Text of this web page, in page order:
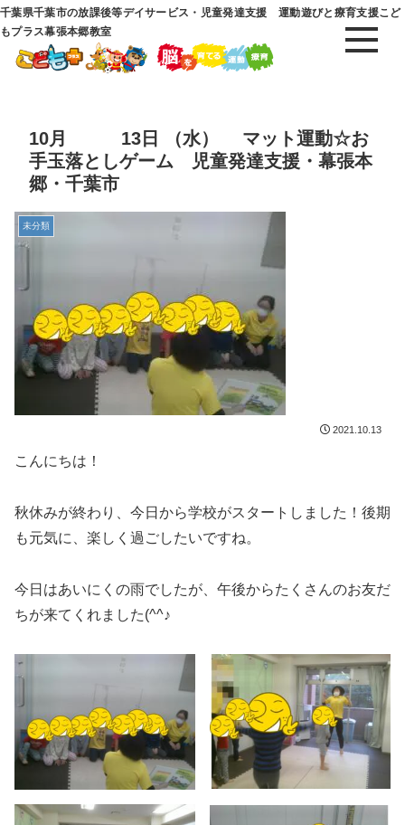
千葉県千葉市の放課後等デイサービス・児童発達支援 運動遊びと療育支援こど
もプラス幕張本郷教室
10月 13日 （水） マット運動☆お
手玉落としゲーム 児童発達支援・幕張本
郷・千葉市
未分類
2021.10.13
こんにちは！
秋休みが終わり、今日から学校がスタートしました！後期
も元気に、楽しく過ごしたいですね。
今日はあいにくの雨でしたが、午後からたくさんのお友だ
ちが来てくれました(^^♪